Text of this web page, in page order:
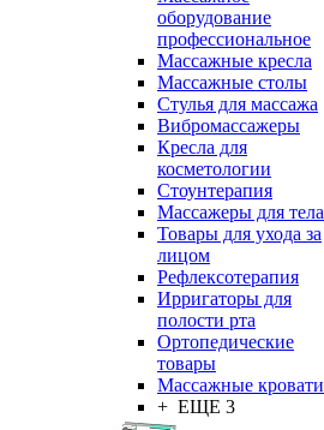
оборудование
профессиональное
Массажные кресла
Массажные столы
Стулья для массажа
Вибромассажеры
Кресла для
косметологии
Стоунтерапия
Массажеры для тела
Товары для ухода за
лицом
Рефлексотерапия
Ирригаторы для
полости рта
Ортопедические
товары
Массажные кровати
+ ЕЩЕ 3